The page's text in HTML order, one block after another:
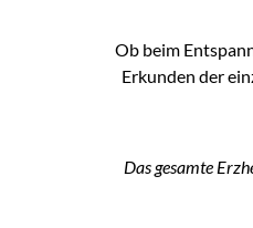
Ob beim
Erkunden der
Das gesamte